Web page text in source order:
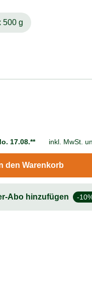
500 g
inkl. MwSt.
17.08.**
den Warenkorb
Abo hinzufügen -